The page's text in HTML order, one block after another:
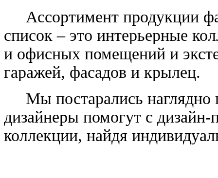
Ассортимент продукции
список – это интерьерные
и офисных помещений и
гаражей, фасадов и крылец.
Мы постарались наглядно
дизайнеры помогут с
коллекции, найдя